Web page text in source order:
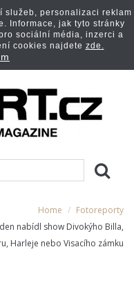
Home
Fotoreporty
nabídl show Divokýho Billa,
Harleje nebo Visacího zámku
služeb, personalizaci reklam
Informace, jak tyto stránky
sociální média, inzerci a
cookies najdete zde.